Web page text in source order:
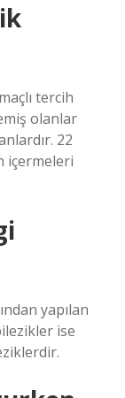
tercih
olanlar
22
içermeleri
yapılan
ise